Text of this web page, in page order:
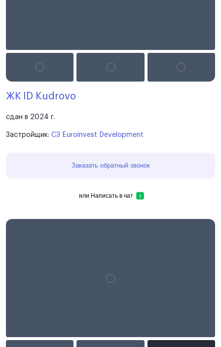
ЖК ID Kudrovo
сдан в 2024 г.
Застройщик: СЗ Euroinvest Development
Заказать обратный звонок
или Написать в чат